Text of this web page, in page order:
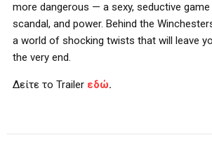
more dangerous — a sexy, seductive
scandal, and power. Behind the
a world of shocking twists that will leave
the very end.
Δείτε το Trailer εδώ.